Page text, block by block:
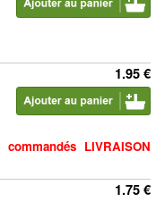
1.95 €
LIVRAISON
1.75 €